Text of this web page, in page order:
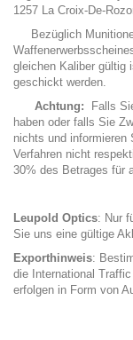
1257 La Croix-De-
Bezüglich
gleichen Kaliber gültig
geschickt werden.
Achtung: Falls
haben oder falls Sie
nichts und
Verfahren nicht
30% des Betrages für
Leupold Optics: Nur
Sie uns eine gültige
Exporthinweis:
die International
erfolgen in Form von